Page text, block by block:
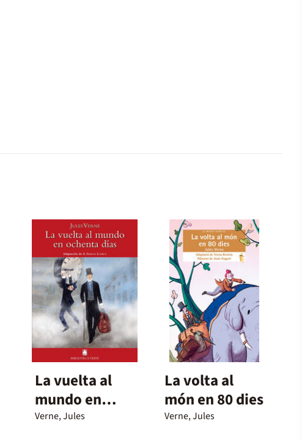
La vuelta al
mundo en
ochenta días
Verne, Jules
La volta al
món en 80 dies
Verne, Jules